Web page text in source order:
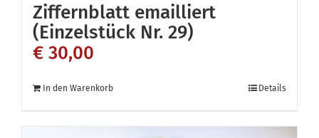
Ziffernblatt emailliert
(Einzelstück Nr. 29)
€ 30,00
In den Warenkorb Details